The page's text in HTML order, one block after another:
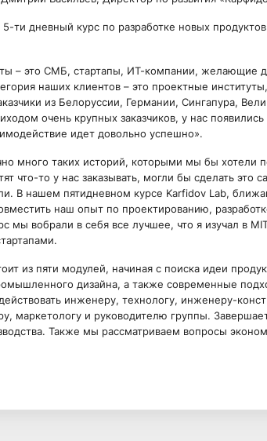
ти дневный курс по разработке новых
– это СМБ, стартапы, ИТ-компании, желающие
наших клиентов – это проектные
из Белоруссии, Германии, Сингапура,
очень крупных заказчиков, у нас
идет довольно успешно».
много таких историй, которыми мы бы хотели
что-то у нас заказывать, могли бы сделать это
В нашем пятидневном курсе Karfidov Lab,
наш опыт по проектированию,
мы вобрали в себя все лучшее, что я изучал в
из пяти модулей, начиная с поиска идеи
дизайна, а также современные
инженеру, технологу, инженеру-
маркетологу и руководителю группы.
Также мы рассматриваем вопросы